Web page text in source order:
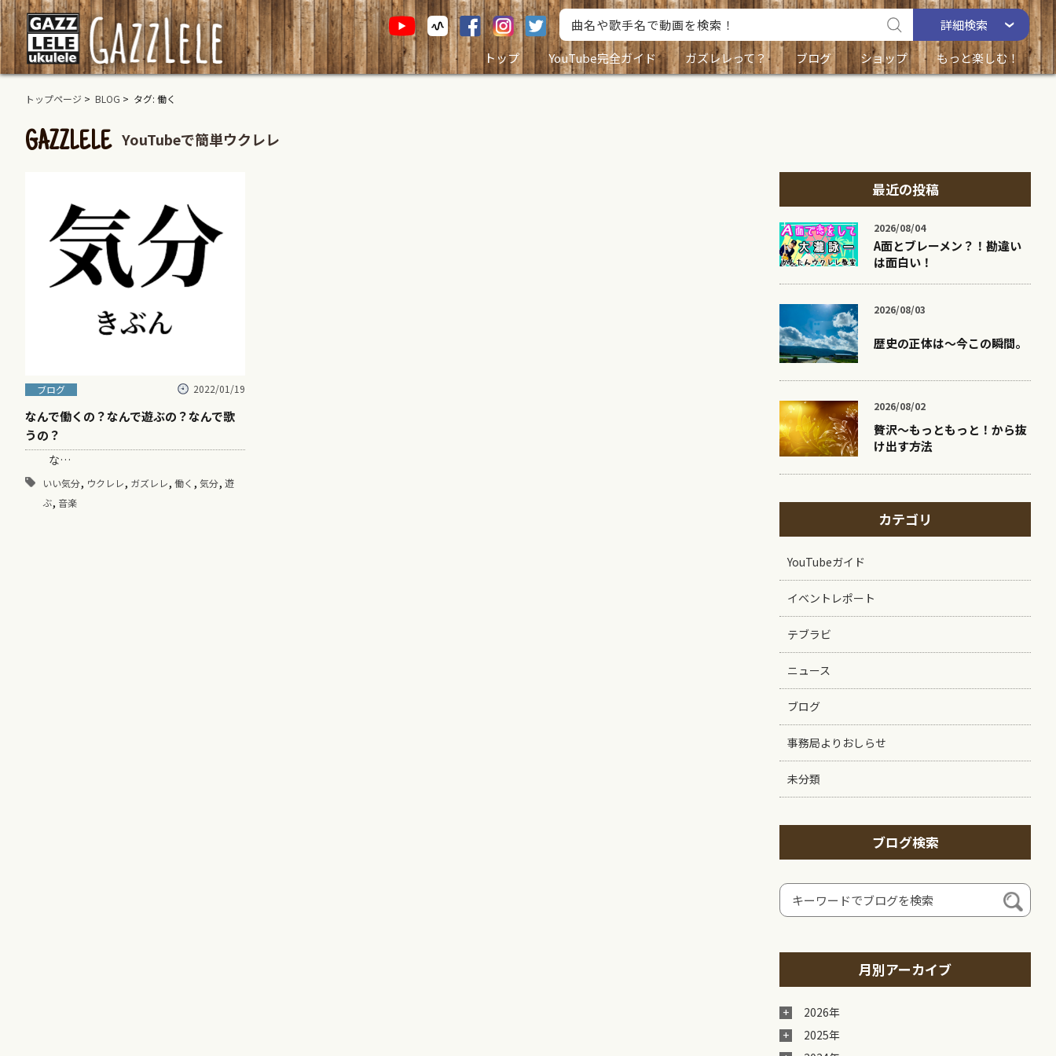
詳細検索
トップ
YouTube完全ガイド ガズレレって？ ブログ ショップ もっと楽しむ！
トップページ > BLOG > タグ: 働く
GAZZLELE YouTubeで簡単ウクレレ
ブログ 2022/01/19
なんで働くの？なんで遊ぶの？なんで歌
うの？
な…
いい気分, ウクレレ, ガズレレ, 働く , 気分, 遊
ぶ, 音楽
最近の投稿
2026/08/04
A面とブレーメン？！勘違い
は面白い！
2026/08/03
歴史の正体は〜今この瞬間。
2026/08/02
贅沢〜もっともっと！から抜
け出す方法
カテゴリ
YouTubeガイド
イベントレポート
テブラビ
ニュース
ブログ
事務局よりおしらせ
未分類
ブログ検索
月別アーカイブ
2026年
2025年